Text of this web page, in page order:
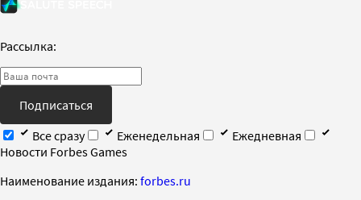
Рассылка:
Подписаться
Все сразу
Еженедельная
Ежедневная
Новости Forbes Games
Наименование издания: forbes.ru